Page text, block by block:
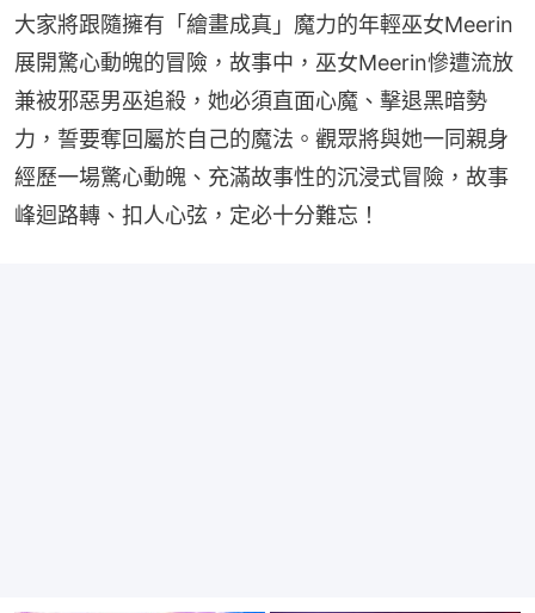
大家將跟隨擁有「繪畫成真」魔力的年輕巫女Meerin
展開驚心動魄的冒險，故事中，巫女Meerin慘遭流放
兼被邪惡男巫追殺，她必須直面心魔、擊退黑暗勢
力，誓要奪回屬於自己的魔法。觀眾將與她一同親身
經歷一場驚心動魄、充滿故事性的沉浸式冒險，故事
峰迴路轉、扣人心弦，定必十分難忘！